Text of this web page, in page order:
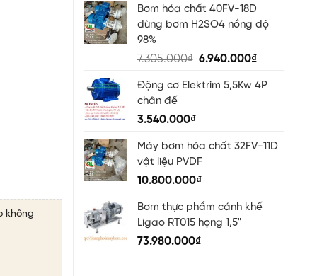
Bơm hóa chất 40FV-18D
dùng bơm H2SO4 nồng độ
98%
7.305.000₫ Original
was:
6.940.000₫Current
is:
Động cơ Elektrim 5,5Kw 4P
chân đế
3.540.000₫
Máy bơm hóa chất 32FV-11D
vật liệu PVDF
10.800.000₫
Bơm thực phẩm cánh khế
Ligao RT015 họng 1,5"
73.980.000₫
không